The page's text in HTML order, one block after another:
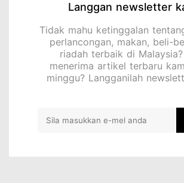
Langgan newsletter
Tidak mahu ketinggalan
perlancongan, makan, beli-
riadah terbaik di
menerima artikel terbaru
minggu? Langganilah